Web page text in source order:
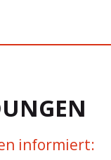
informiert: